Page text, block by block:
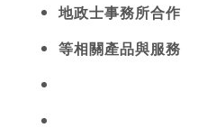
地政士事務所合作
等相關產品與服務